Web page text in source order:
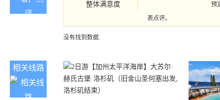
整体满意度
预
表点评。
没有找到数据.
相关线路